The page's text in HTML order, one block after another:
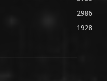
2986
1928